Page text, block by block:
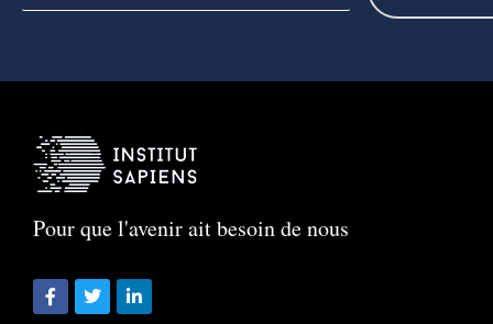
Pour que l'avenir ait besoin de nous